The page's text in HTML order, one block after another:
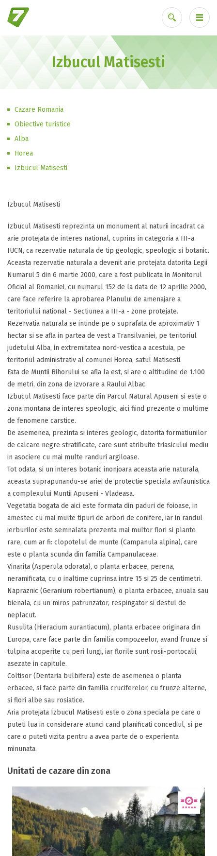
Ai uitat parola?
Izbucul Matisesti
Cazare Romania
Obiective turistice
Alba
Horea
Izbucul Matisesti
Izbucul Matisesti
Izbucul Matisesti reprezinta un monument al naturii incadrat ca
arie protejata de interes national, cuprins in categoria a III-a
IUCN, ca rezervatie naturala de tip geologic, speologic si botanic.
Aceasta rezervatie naturala a devenit arie protejata datorita Legii
Numarul 5 din 6 martie 2000, care a fost publicata in Monitorul
Oficial al Romaniei, cu numarul 152 de la data de 12 aprilie 2000,
care face referire la aprobarea Planului de amenajare a
teritoriului national - Sectiunea a III-a - zone protejate.
Rezervatia naturala se intinde pe o suprafata de aproximativ 1
hectar si se afla in partea de vest a Transilvaniei, pe teritoriul
judetului Alba, in extremitatea nord-vestica a acestuia, pe
teritoriul administrativ al comunei Horea, satul Matisesti.
Fata de Muntii Bihorului se afla la est, si are o altitudine de 1.100
de metri, din zona de izvorare a Raului Albac.
Izbucul Matisesti face parte din Parcul Natural Apuseni si este o
zona montana de interes speologic, aici fiind prezente o multime
de fenomene carstice.
De asemenea, prezinta si interes geologic, datorita formatiunilor
de calcare negre stratificate, care sunt atribuite triasicului mediu
in asociere cu mai multe randuri argiloase.
Tot odata, si un interes botanic inonjoara aceasta arie naturala,
aceasta suprapunandu-se ariei de protectie speciala avifaunistica
a complexului Muntii Apuseni - Vladeasa.
Vegetatia bogata de aici este formata din paduri de foioase, in
amestec cu mai multe tipuri de arbori de conifere, iar in randul
ierburilor este semnalata prezenta mai multor flori si plante
rare, cum ar fi: clopotelul de munte (Campanula alpina), care
este o planta scunda din familia Campanulaceae.
Vinarita (Asperula odorata), o planta erbacee, perena,
neramificata, cu o inaltime cuprinsa intre 15 si 25 de centimetri.
Napraznic (Geranium robertianum), o planta erbacee, anuala sau
bienala, cu un miros patrunzator, respingator si destul de
neplacut.
Rusulita (Hieracium aurantiacum), planta erbacee originara din
Europa, care face parte din familia compozeelor, avand frunze si
tulpina acoperite cu peri lungi, iar florile sunt rosii-portocalii,
asezate in capitule.
Coltisor (Dentaria bulbifera) este de asemenea o planta
erbacee, si face parte din familia cruciferelor, cu frunze alterne,
si flori albe sau rosiatice.
Aria protejata Izbucul Matisesti este o zona speciala pe care o
puteti lua in considerare atunci cand planificati concediul, si pe
care o puteti vizita pentru a avea parte de o experienta
minunata.
Unitati de cazare din zona